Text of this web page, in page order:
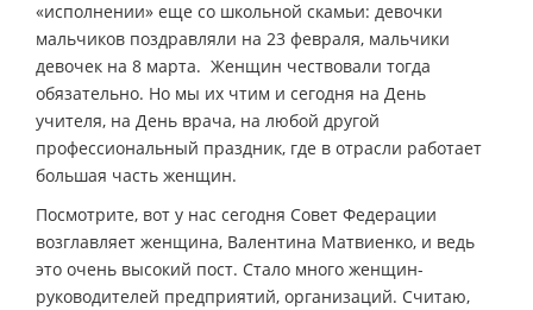
«исполнении» еще со школьной скамьи: девочки
мальчиков поздравляли на 23 февраля, мальчики
девочек на 8 марта. Женщин чествовали тогда
обязательно. Но мы их чтим и сегодня на День
учителя, на День врача, на любой другой
профессиональный праздник, где в отрасли работает
большая часть женщин.
Посмотрите, вот у нас сегодня Совет Федерации
возглавляет женщина, Валентина Матвиенко, и ведь
это очень высокий пост. Стало много женщин-
руководителей предприятий, организаций. Считаю,